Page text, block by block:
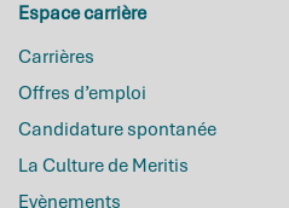
Espace carrière
Carrières
Offres d’emploi
Candidature spontanée
La Culture de Meritis
Evènements